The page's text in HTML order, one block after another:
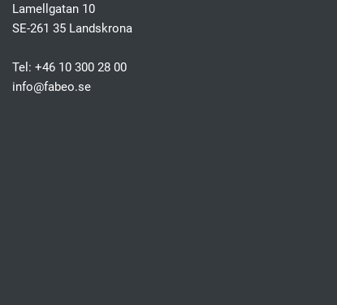
Lamellgatan 10
SE-261 35 Landskrona
Tel: +46 10 300 28 00
info@fabeo.se